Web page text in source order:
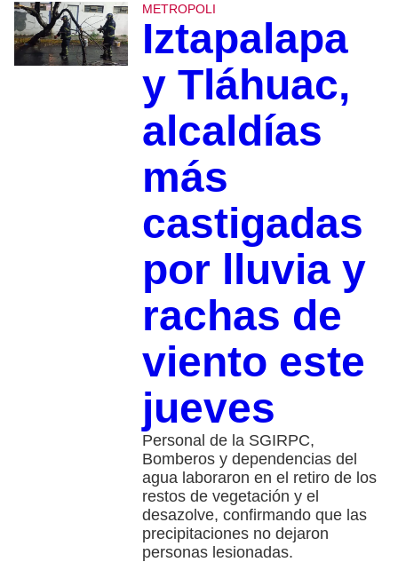
METROPOLI
Iztapalapa
y Tláhuac,
alcaldías
más
castigadas
por lluvia y
rachas de
viento este
jueves
Personal de la SGIRPC,
Bomberos y dependencias del
agua laboraron en el retiro de los
restos de vegetación y el
desazolve, confirmando que las
precipitaciones no dejaron
personas lesionadas.